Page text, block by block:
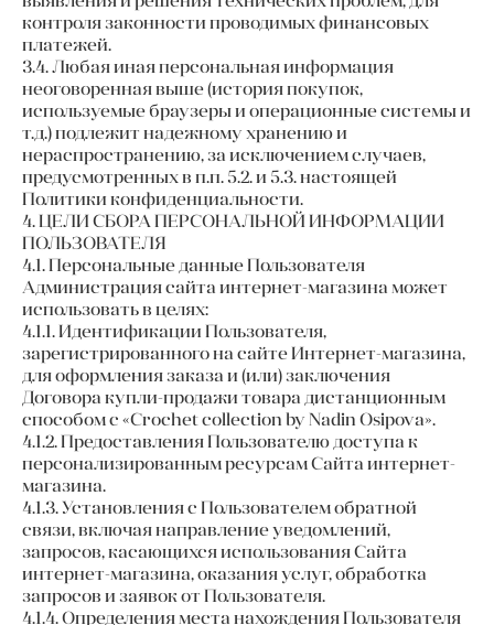
контроля законности проводимых финансовых
платежей.
3.4. Любая иная персональная информация
неоговоренная выше (история покупок,
используемые браузеры и операционные системы и
т.д.) подлежит надежному хранению и
нераспространению, за исключением случаев,
предусмотренных в п.п. 5.2. и 5.3. настоящей
Политики конфиденциальности.
4. ЦЕЛИ СБОРА ПЕРСОНАЛЬНОЙ ИНФОРМАЦИИ
ПОЛЬЗОВАТЕЛЯ
4.1. Персональные данные Пользователя
Администрация сайта интернет-магазина может
использовать в целях:
4.1.1. Идентификации Пользователя,
зарегистрированного на сайте Интернет-магазина,
для оформления заказа и (или) заключения
Договора купли-продажи товара дистанционным
способом с «Crochet collection by Nadin Osipova».
4.1.2. Предоставления Пользователю доступа к
персонализированным ресурсам Сайта интернет-
магазина.
4.1.3. Установления с Пользователем обратной
связи, включая направление уведомлений,
запросов, касающихся использования Сайта
интернет-магазина, оказания услуг, обработка
запросов и заявок от Пользователя.
4.1.4. Определения места нахождения Пользователя